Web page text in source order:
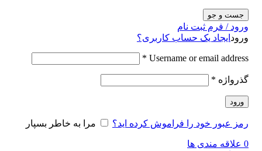
جست و جو
ورود / فرم ثبت نام
ورود ایجاد یک حساب کاربری؟
Username or email address
*
گذرواژه *
ورود
رمز عبور خود را فراموش کرده اید؟ مرا به خاطر بسپار
0 علاقه مندی ها